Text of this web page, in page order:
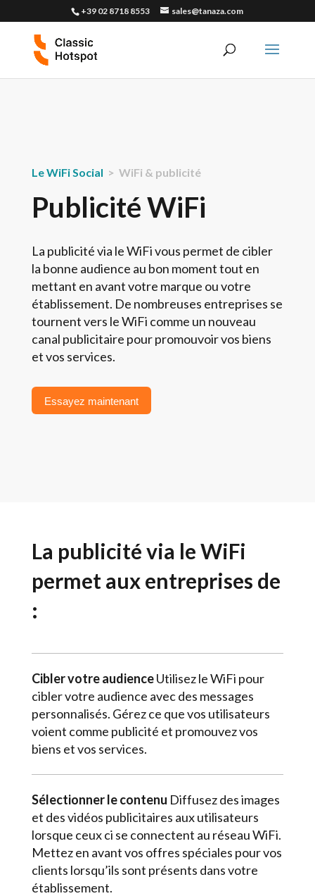
+39 02 8718 8553 sales@tanaza.com
Le WiFi Social > WiFi & publicité
Publicité WiFi
La publicité via le WiFi vous permet de cibler
la bonne audience au bon moment tout en
mettant en avant votre marque ou votre
établissement. De nombreuses entreprises se
tournent vers le WiFi comme un nouveau
canal publicitaire pour promouvoir vos biens
et vos services.
Essayez maintenant
La publicité via le WiFi
permet aux entreprises de
:
Cibler votre audienceUtilisez le WiFi pour
cibler votre audience avec des messages
personnalisés. Gérez ce que vos utilisateurs
voient comme publicité et promouvez vos
biens et vos services.
Sélectionner le contenu Diffusez des images
et des vidéos publicitaires aux utilisateurs
lorsque ceux ci se connectent au réseau WiFi.
Mettez en avant vos offres spéciales pour vos
clients lorsqu’ils sont présents dans votre
établissement.